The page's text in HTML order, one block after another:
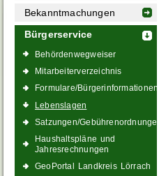
Bekanntmachungen
Bürgerservice
Behördenwegweiser
Mitarbeiterverzeichnis
Formulare/Bürgerinformationen
Lebenslagen
Satzungen/Gebührenordnungen
Haushaltspläne und
Jahresrechnungen
GeoPortal Landkreis Lörrach